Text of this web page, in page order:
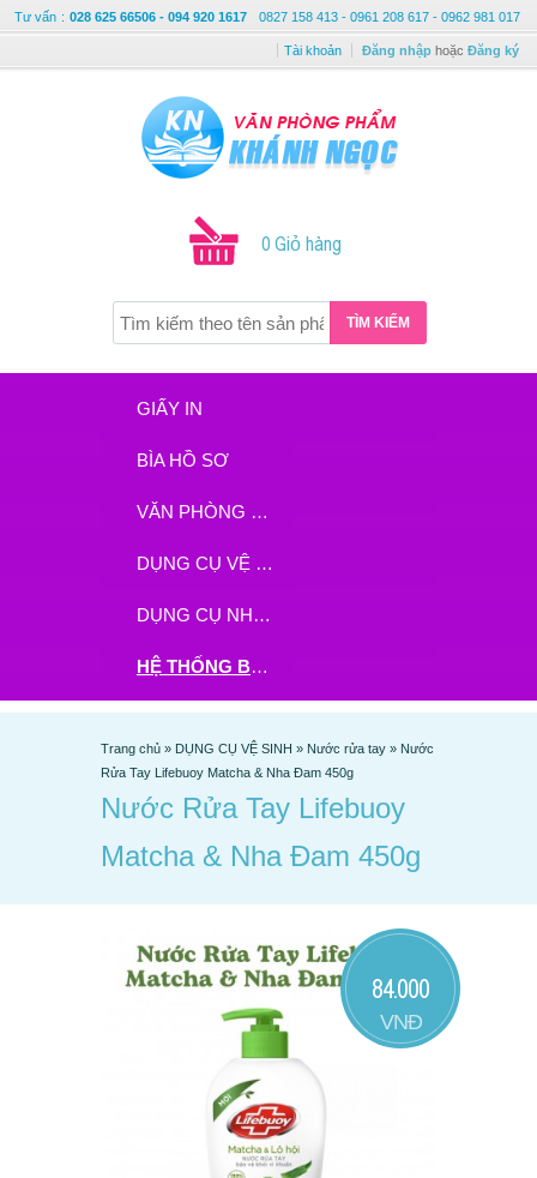
Tư vấn : 028 625 66506 - 094 920 1617 0827 158 413 - 0961 208 617 - 0962 981 017
Tài khoản Đăng nhập hoặc Đăng ký
0 Giỏ hàng
TÌM KIẾM
GIẤY IN
BÌA HỒ SƠ
VĂN PHÒNG PHẨM
DỤNG CỤ VỆ SINH
DỤNG CỤ NHÀ BẾP
HỆ THỐNG BHX - TGDĐ ĐẶT HÀNG TẠI ĐÂY
Trang chủ » DỤNG CỤ VỆ SINH » Nước rửa tay » Nước
Rửa Tay Lifebuoy Matcha & Nha Đam 450g
Nước Rửa Tay Lifebuoy
Matcha & Nha Đam 450g
84.000
VNĐ